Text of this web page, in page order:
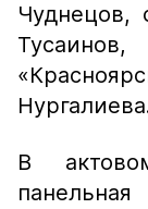
Чуднецов,
Тусаинов,
В